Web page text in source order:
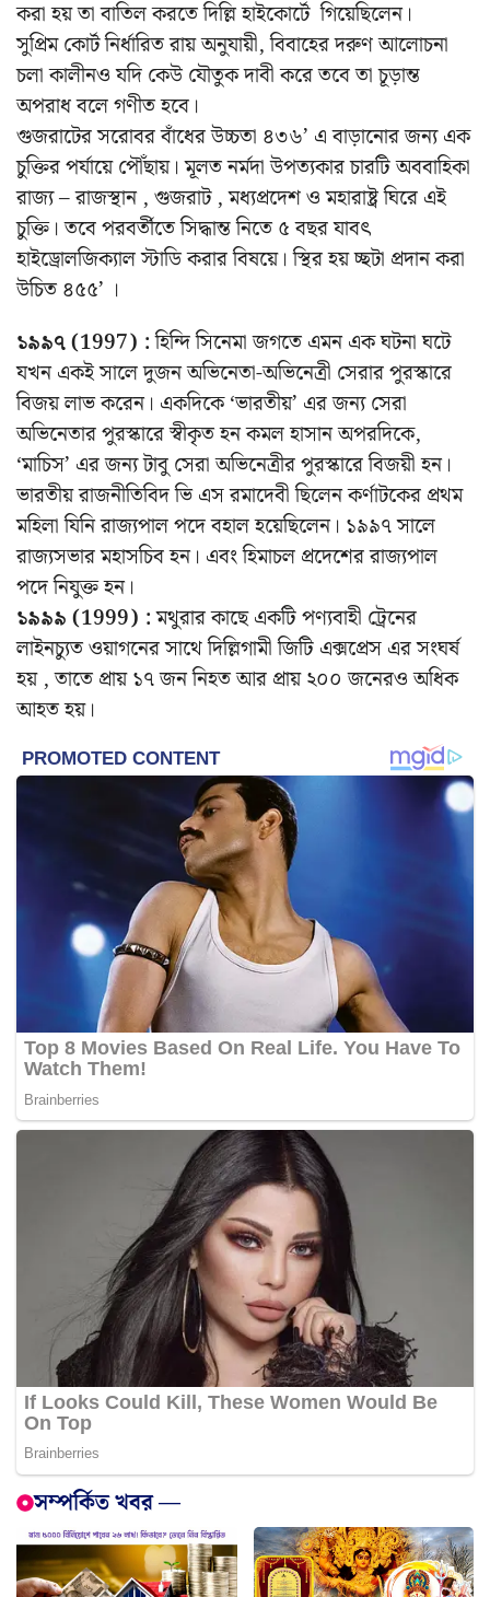
করা হয় তা বাতিল করতে দিল্লি হাইকোর্টে গিয়েছিলেন।
সুপ্রিম কোর্ট নির্ধারিত রায় অনুযায়ী, বিবাহের দরুণ আলোচনা
চলা কালীনও যদি কেউ যৌতুক দাবী করে তবে তা চূড়ান্ত
অপরাধ বলে গণীত হবে।
গুজরাটের সরোবর বাঁধের উচ্চতা ৪৩৬’ এ বাড়ানোর জন্য এক
চুক্তির পর্যায়ে পৌঁছায়। মূলত নর্মদা উপত্যকার চারটি অববাহিকা
রাজ্য – রাজস্থান , গুজরাট , মধ্যপ্রদেশ ও মহারাষ্ট্র ঘিরে এই
চুক্তি। তবে পরবর্তীতে সিদ্ধান্ত নিতে ৫ বছর যাবৎ
হাইড্রোলজিক্যাল স্টাডি করার বিষয়ে। স্থির হয় চ্ছটা প্রদান করা
উচিত ৪৫৫’ ।
১৯৯৭ (1997) :হিন্দি সিনেমা জগতে এমন এক ঘটনা ঘটে
যখন একই সালে দুজন অভিনেতা-অভিনেত্রী সেরার পুরস্কারে
বিজয় লাভ করেন। একদিকে ‘ভারতীয়’ এর জন্য সেরা
অভিনেতার পুরস্কারে স্বীকৃত হন কমল হাসান অপরদিকে,
‘মাচিস’ এর জন্য টাবু সেরা অভিনেত্রীর পুরস্কারে বিজয়ী হন।
ভারতীয় রাজনীতিবিদ ভি এস রমাদেবী ছিলেন কর্ণাটকের প্রথম
মহিলা যিনি রাজ্যপাল পদে বহাল হয়েছিলেন। ১৯৯৭ সালে
রাজ্যসভার মহাসচিব হন। এবং হিমাচল প্রদেশের রাজ্যপাল
পদে নিযুক্ত হন।
১৯৯৯ (1999) :মথুরার কাছে একটি পণ্যবাহী ট্রেনের
লাইনচ্যুত ওয়াগনের সাথে দিল্লিগামী জিটি এক্সপ্রেস এর সংঘর্ষ
হয় , তাতে প্রায় ১৭ জন নিহত আর প্রায় ২০০ জনেরও অধিক
আহত হয়।
সম্পর্কিত খবর —